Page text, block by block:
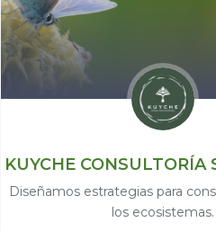
KUYCHE CONSULTORÍA
Diseñamos estrategias para
los ecosistemas.